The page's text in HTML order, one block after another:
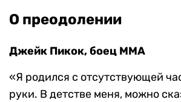
О преодолении
Джейк Пикок, боец MMA
«Я родился с отсутствующей
руки. В детстве меня, можно